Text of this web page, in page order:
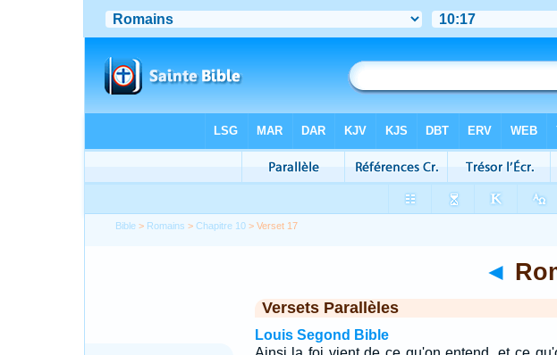
Bible > Romains >Chapitre 10 > Verset 17
◄
Versets Parallèles
Louis Segond Bible